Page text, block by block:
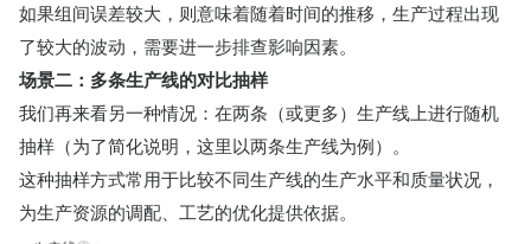
如果组间误差较大，则意味着随着时间的推移，生产过程出现
了较大的波动，需要进一步排查影响因素。
场景二：多条生产线的对比抽样
我们再来看另一种情况：在两条（或更多）生产线上进行随机
抽样（为了简化说明，这里以两条生产线为例）。
这种抽样方式常用于比较不同生产线的生产水平和质量状况，
为生产资源的调配、工艺的优化提供依据。